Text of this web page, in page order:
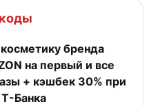
бренда
на первый и все
+ кэшбек 30% при
Банка